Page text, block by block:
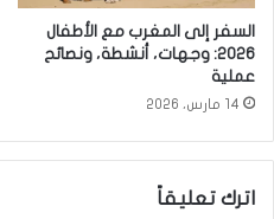
السفر إلى المغرب مع الأطفال
2026: وجهات، أنشطة، ونصائح
عملية
14 مارس، 2026
اترك تعليقاً